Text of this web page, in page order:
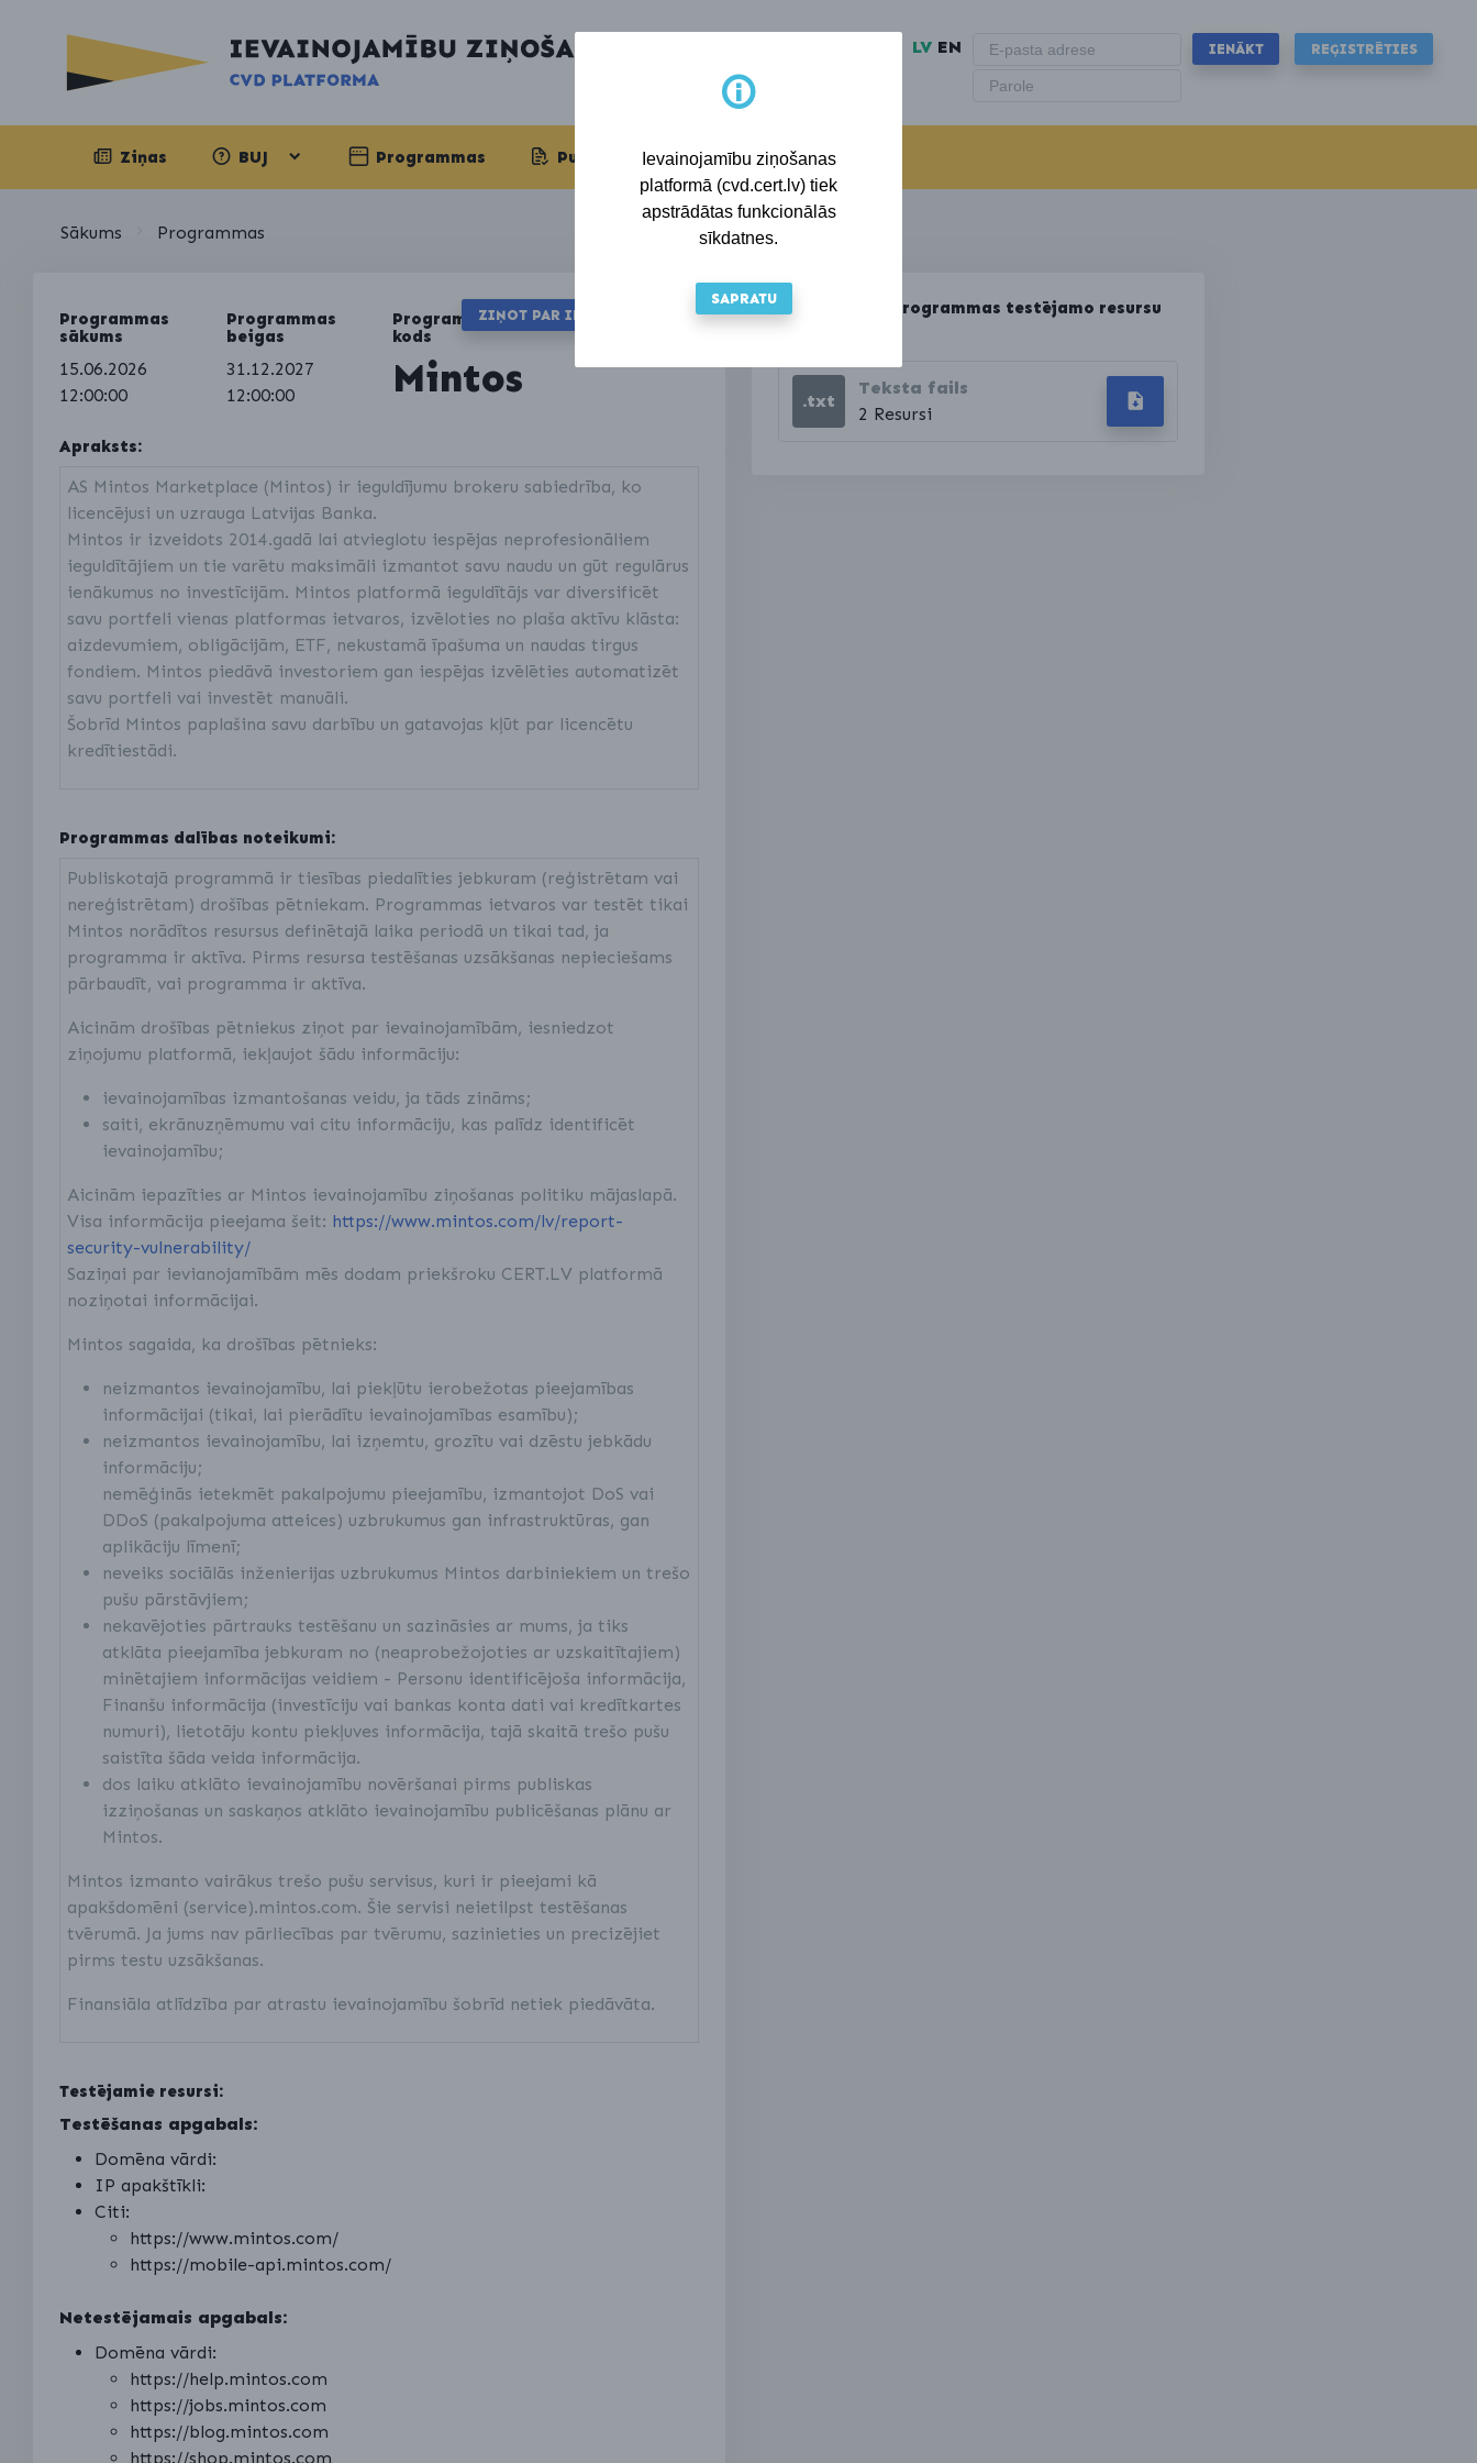
IENĀKT REĢISTRĒTIES
LV EN
Ziņas BUJ Programmas Publiskotie ziņojumi
Sākums Programmas
Programmas
sākums
15.06.2026
12:00:00
Programmas
beigas
31.12.2027
12:00:00
Programmas
kods
Mintos
ZIŅOT PAR IEVAINOJAMĪBU
Apraksts:
AS Mintos Marketplace (Mintos) ir ieguldījumu brokeru sabiedrība, ko
licencējusi un uzrauga Latvijas Banka.
Mintos ir izveidots 2014.gadā lai atvieglotu iespējas neprofesionāliem
ieguldītājiem un tie varētu maksimāli izmantot savu naudu un gūt regulārus
ienākumus no investīcijām. Mintos platformā ieguldītājs var diversificēt
savu portfeli vienas platformas ietvaros, izvēloties no plaša aktīvu klāsta:
aizdevumiem, obligācijām, ETF, nekustamā īpašuma un naudas tirgus
fondiem. Mintos piedāvā investoriem gan iespējas izvēlēties automatizēt
savu portfeli vai investēt manuāli.
Šobrīd Mintos paplašina savu darbību un gatavojas kļūt par licencētu
kredītiestādi.
Programmas dalības noteikumi:
Publiskotajā programmā ir tiesības piedalīties jebkuram (reģistrētam vai
nereģistrētam) drošības pētniekam. Programmas ietvaros var testēt tikai
Mintos norādītos resursus definētajā laika periodā un tikai tad, ja
programma ir aktīva. Pirms resursa testēšanas uzsākšanas nepieciešams
pārbaudīt, vai programma ir aktīva.
Aicinām drošības pētniekus ziņot par ievainojamībām, iesniedzot
ziņojumu platformā, iekļaujot šādu informāciju:
ievainojamības izmantošanas veidu, ja tāds zināms;
saiti, ekrānuzņēmumu vai citu informāciju, kas palīdz identificēt
ievainojamību;
Aicinām iepazīties ar Mintos ievainojamību ziņošanas politiku mājaslapā.
Visa informācija pieejama šeit: https://www.mintos.com/lv/report-
security-vulnerability/
Saziņai par ievianojamībām mēs dodam priekšroku CERT.LV platformā
noziņotai informācijai.
Mintos sagaida, ka drošības pētnieks:
neizmantos ievainojamību, lai piekļūtu ierobežotas pieejamības
informācijai (tikai, lai pierādītu ievainojamības esamību);
neizmantos ievainojamību, lai izņemtu, grozītu vai dzēstu jebkādu
informāciju;
nemēģinās ietekmēt pakalpojumu pieejamību, izmantojot DoS vai
DDoS (pakalpojuma atteices) uzbrukumus gan infrastruktūras, gan
aplikāciju līmenī;
neveiks sociālās inženierijas uzbrukumus Mintos darbiniekiem un trešo
pušu pārstāvjiem;
nekavējoties pārtrauks testēšanu un sazināsies ar mums, ja tiks
atklāta pieejamība jebkuram no (neaprobežojoties ar uzskaitītajiem)
minētajiem informācijas veidiem - Personu identificējoša informācija,
Finanšu informācija (investīciju vai bankas konta dati vai kredītkartes
numuri), lietotāju kontu piekļuves informācija, tajā skaitā trešo pušu
saistīta šāda veida informācija.
dos laiku atklāto ievainojamību novēršanai pirms publiskas
izziņošanas un saskaņos atklāto ievainojamību publicēšanas plānu ar
Mintos.
Mintos izmanto vairākus trešo pušu servisus, kuri ir pieejami kā
apakšdomēni (service).mintos.com. Šie servisi neietilpst testēšanas
tvērumā. Ja jums nav pārliecības par tvērumu, sazinieties un precizējiet
pirms testu uzsākšanas.
Finansiāla atlīdzība par atrastu ievainojamību šobrīd netiek piedāvāta.
Testējamie resursi:
Testēšanas apgabals:
Domēna vārdi:
IP apakštīkli:
Citi:
https://www.mintos.com/
https://mobile-api.mintos.com/
Netestējamais apgabals:
Domēna vārdi:
https://help.mintos.com
https://jobs.mintos.com
https://blog.mintos.com
https://shop.mintos.com
Lejupielādēt programmas testējamo resursu
sarakstu
.txt
Teksta fails
2 Resursi
Ievainojamību ziņošanas
platformā (cvd.cert.lv) tiek
apstrādātas funkcionālās
sīkdatnes.
SAPRATU